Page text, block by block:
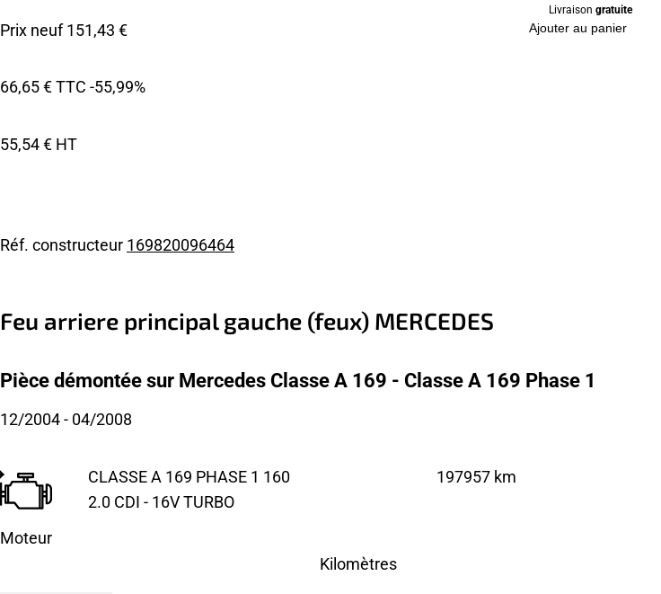
Prix neuf 151,43 €
66,65 € TTC -55,99%
55,54 € HT
Livraison gratuite
Ajouter au panier
Réf. constructeur 169820096464
Feu arriere principal gauche (feux) MERCEDES
Pièce démontée sur Mercedes Classe A 169 - Classe A 169 Phase 1
12/2004- 04/2008
Moteur
CLASSE A 169 PHASE 1 160
2.0 CDI - 16V TURBO
Kilomètres
197957 km